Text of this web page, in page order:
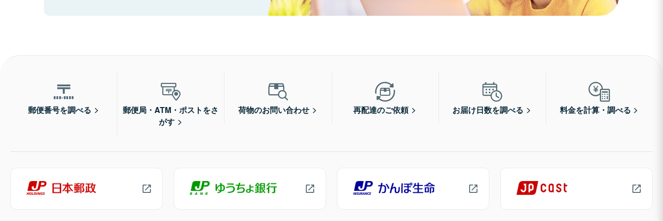
郵便番号を調べる
郵便局・ATM・ポストをさ
がす
荷物のお問い合わせ 再配達のご依頼 お届け日数を調べる 料金を計算・調べる